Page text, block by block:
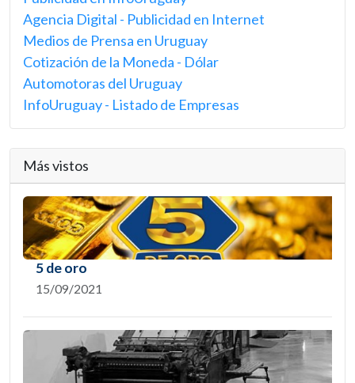
Agencia Digital - Publicidad en Internet
Medios de Prensa en Uruguay
Cotización de la Moneda - Dólar
Automotoras del Uruguay
InfoUruguay - Listado de Empresas
Más vistos
5 de oro
15/09/2021